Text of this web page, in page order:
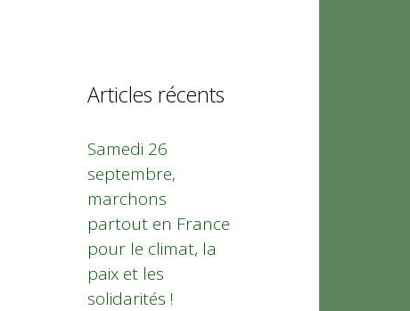
Articles récents
Samedi 26
septembre,
marchons
partout en France
pour le climat, la
paix et les
solidarités !